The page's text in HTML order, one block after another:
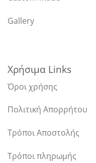
Gallery
Χρήσιμα Links
Όροι χρήσης
Πολιτική Απορρήτου
Τρόποι Αποστολής
Τρόποι πληρωμής